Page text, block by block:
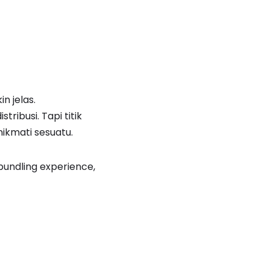
jelas.
Tapi titik
sesuatu.
experience,